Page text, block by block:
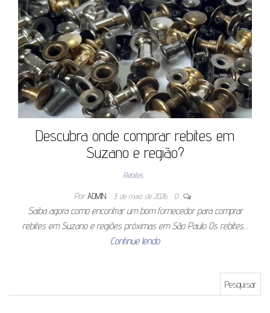
Descubra onde comprar rebites em
Suzano e região?
Rebites
Por ADMIN 3 de maio de 2026 0
Saiba agora como encontrar um bom fornecedor para comprar
rebites em Suzano e regiões próximas em São Paulo Os rebites…
Continue lendo